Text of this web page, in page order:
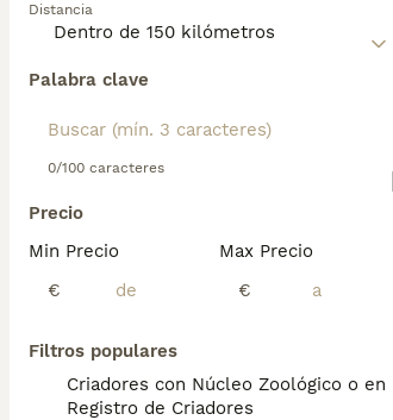
Distancia
Palabra clave
0/100 caracteres
Precio
Min Precio
€
Max Precio
€
Filtros populares
Criadores con Núcleo Zoológico o en
Registro de Criadores